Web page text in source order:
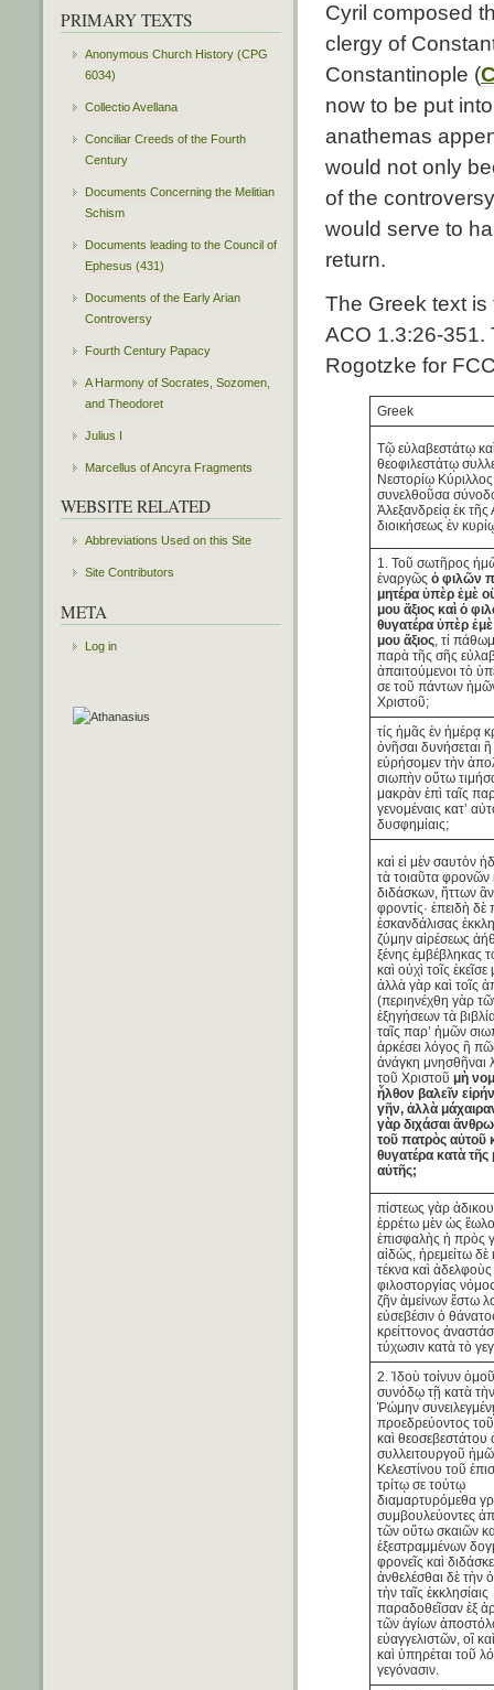
Cyril composed
clergy of
Constantinople (
now to be put
anathemas
would not only
of the
would serve to
return.
The Greek text is
ACO 1.3:26-351.
Rogotzke for
Greek
Τῷ εὐλαβεστάτῳ
θεοφιλεστάτῳ
Νεστορίῳ Κύριλλος
συνελθοῦσα
Ἀλεξανδρείᾳ ἐκ τῆς
διοικήσεως ἐν
1. Τοῦ σωτῆρος
ἐναργῶςὁ φιλῶν
μητέρα ὑπὲρ ἐμὲ
μου ἄξιος καὶ ὁ
θυγατέρα ὑπὲρ
μου ἄξιος , τί
παρὰ τῆς σῆς
ἀπαιτούμενοι τὸ
σε τοῦ πάντων
Χριστοῦ;
τίς ἡμᾶς ἐν ἡμέρᾳ
ὀνῆσαι δυνήσεται
εὑρήσομεν τὴν
σιωπὴν οὕτω
μακρὰν ἐπὶ ταῖς
γενομέναις κατ’
δυσφημίαις;
καὶ εἰ μὲν σαυτὸν
τὰ τοιαῦτα φρονῶν
διδάσκων, ἥττων
φροντίς· ἐπειδὴ
ἐσκανδάλισας
ζύμην αἱρέσεως
ξένης ἐμβέβληκας
καὶ οὐχὶ τοῖς ἐκεῖσε
ἀλλὰ γὰρ καὶ τοῖς
(περιηνέχθη γὰρ
ἐξηγήσεων τὰ
ταῖς παρ’ ἡμῶν
ἀρκέσει λόγος ἢ
ἀνάγκη μνησθῆναι
τοῦ Χριστοῦμὴ
ἦλθον βαλεῖν
γῆν, ἀλλὰ
γὰρ διχάσαι
τοῦ πατρὸς αὐτοῦ
θυγατέρα κατὰ τῆς
αὐτῆς;
πίστεως γὰρ
ἐρρέτω μὲν ὡς
ἐπισφαλὴς ἡ πρὸς
αἰδώς, ἠρεμείτω δὲ
τέκνα καὶ ἀδελφοὺς
φιλοστοργίας
ζῆν ἀμείνων ἔστω
εὐσεβέσιν ὁ
κρείττονος
τύχωσιν κατὰ τὸ
2. Ἰδοὺ τοίνυν
συνόδῳ τῇ κατὰ
Ῥώμην
προεδρεύοντος
καὶ θεοσεβεστάτου
συλλειτουργοῦ
Κελεστίνου τοῦ
τρίτῳ σε τούτῳ
διαμαρτυρόμεθα
συμβουλεύοντες
τῶν οὕτω σκαιῶν
ἐξεστραμμένων
φρονεῖς καὶ
ἀνθελέσθαι δὲ τὴν
τὴν ταῖς ἐκκλησίαις
παραδοθεῖσαν ἐξ
τῶν ἁγίων
εὐαγγελιστῶν, οἳ
καὶ ὑπηρέται τοῦ
γεγόνασιν.
PRIMARY TEXTS
Anonymous Church History (CPG
6034)
Collectio Avellana
Conciliar Creeds of the Fourth
Century
Documents Concerning the Melitian
Schism
Documents leading to the Council of
Ephesus (431)
Documents of the Early Arian
Controversy
Fourth Century Papacy
A Harmony of Socrates, Sozomen,
and Theodoret
Julius I
Marcellus of Ancyra Fragments
WEBSITE RELATED
Abbreviations Used on this Site
Site Contributors
META
Log in